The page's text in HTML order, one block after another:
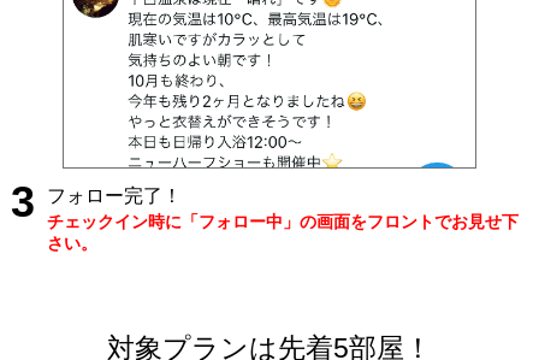
3 フォロー完了！
チェックイン時に「フォロー中」の画面をフロントでお見せ下
さい。
対象プランは先着5部屋！